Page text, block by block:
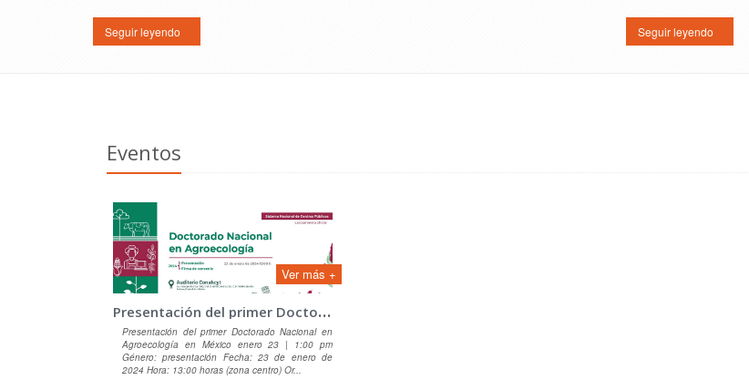
Seguir leyendo Seguir leyendo
Eventos
Ver más +
P
resentación del primer Doctorado Nacional en Agroecología en México
Presentación del primer Doctorado Nacional en
Agroecología en México enero 23 | 1:00 pm
Género: presentación Fecha: 23 de enero de
2024 Hora: 13:00 horas (zona centro) Or...